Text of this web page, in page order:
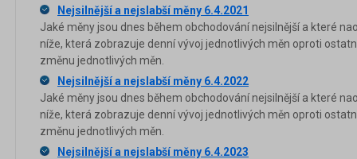
Nejsilnější a nejslabší měny 6.4.2021
Jaké měny jsou dnes během obchodování nejsilnější a které
níže, která zobrazuje denní vývoj jednotlivých měn oproti
změnu jednotlivých měn.
Nejsilnější a nejslabší měny 6.4.2022
Jaké měny jsou dnes během obchodování nejsilnější a které
níže, která zobrazuje denní vývoj jednotlivých měn oproti
změnu jednotlivých měn.
Nejsilnější a nejslabší měny 6.4.2023